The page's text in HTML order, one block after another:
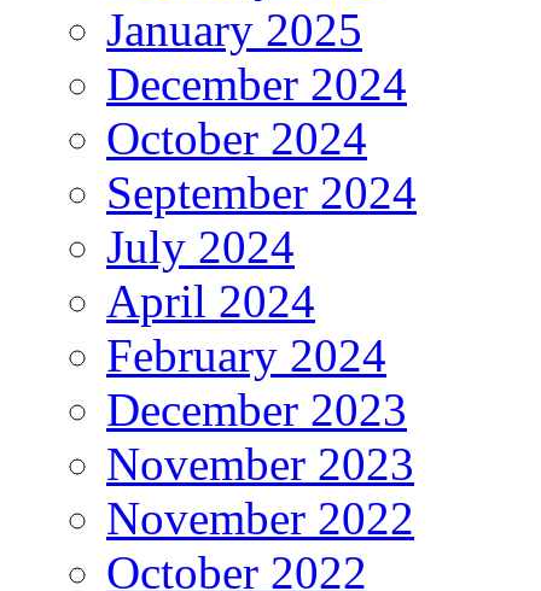
January 2025
December 2024
October 2024
September 2024
July 2024
April 2024
February 2024
December 2023
November 2023
November 2022
October 2022